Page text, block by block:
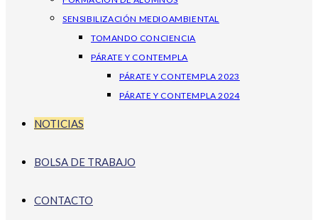
SENSIBILIZACIÓN MEDIOAMBIENTAL
TOMANDO CONCIENCIA
PÁRATE Y CONTEMPLA
PÁRATE Y CONTEMPLA 2023
PÁRATE Y CONTEMPLA 2024
NOTICIAS
BOLSA DE TRABAJO
CONTACTO